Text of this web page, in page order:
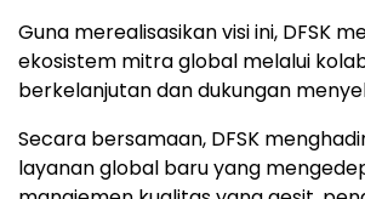
Guna merealisasikan visi ini, DFSK
ekosistem mitra global melalui
berkelanjutan dan dukungan
Secara bersamaan, DFSK
layanan global baru yang